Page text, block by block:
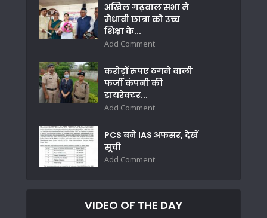
अखिल गढ़वाल सभा ने
मेधावी छात्रा को उच्च
शिक्षा के...
Add Comment
करोड़ों रुपए ठगने वाली
फर्जी कंपनी की
डायरेक्टर...
Add Comment
PCS बने IAS अफसर, देखें
सूची
Add Comment
VIDEO OF THE DAY